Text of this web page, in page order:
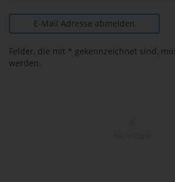
E-Mail Adresse abmelden
Felder, die mit * gekennzeichnet sind,
werden.